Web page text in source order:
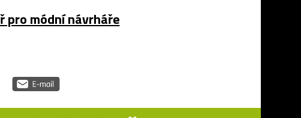
pro módní návrháře